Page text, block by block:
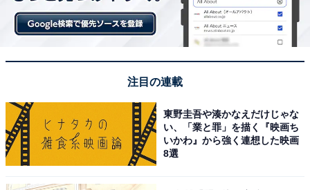
回答者からは、「綺麗で笑ったときの顔がとても可愛い
から（30代女性／愛知県）」「若い時からとても美人で
県）」「大河ドラマ、どうする家康での演技力（40代女
性／埼玉県）」「実写版セーラームーンのセーラーマー
ズ役が印象に残っているから（30代男性／静岡県）」な
どのコメントが寄せられました。
※回答者のコメントは原文ママです
注目の連載
東野圭吾や湊かなえだけじゃな
い、「業と罪」を描く『映画ち
いかわ』から強く連想した映画
8選